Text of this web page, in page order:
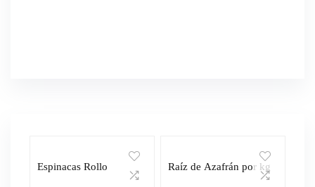
Espinacas Rollo Raíz de Azafrán por kg